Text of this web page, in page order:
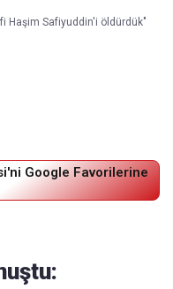
Haşim Safiyuddin'i öldürdük"
Google Favorilerine